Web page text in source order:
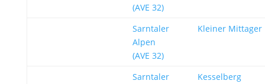
(AVE 32)
Sarntaler
Alpen
(AVE 32)
Kleiner Mittager
Sarntaler
Kesselberg